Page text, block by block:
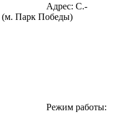
Адрес: С.-
(м. Парк Победы)
Режим работы: